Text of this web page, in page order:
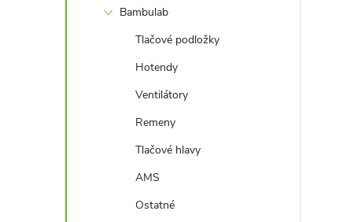
Bambulab
Tlačové podložky
Hotendy
Ventilátory
Remeny
Tlačové hlavy
AMS
Ostatné